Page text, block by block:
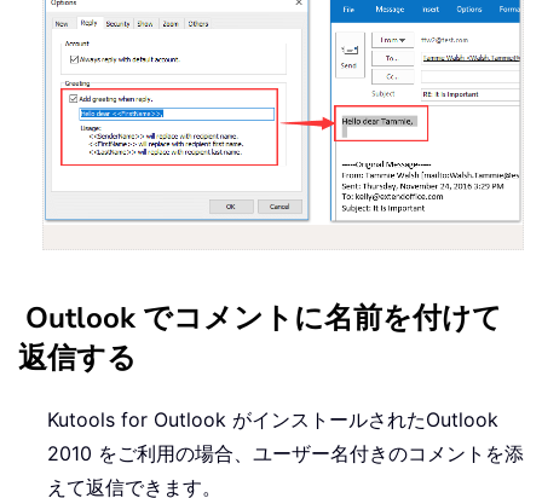
Outlook でコメントに名前を付けて
返信する
Kutools for Outlook がインストールされたOutlook
2010 をご利用の場合、ユーザー名付きのコメントを添
えて返信できます。